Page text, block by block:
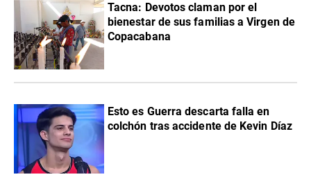
Tacna: Devotos claman por el
bienestar de sus familias a Virgen de
Copacabana
Esto es Guerra descarta falla en
colchón tras accidente de Kevin Díaz